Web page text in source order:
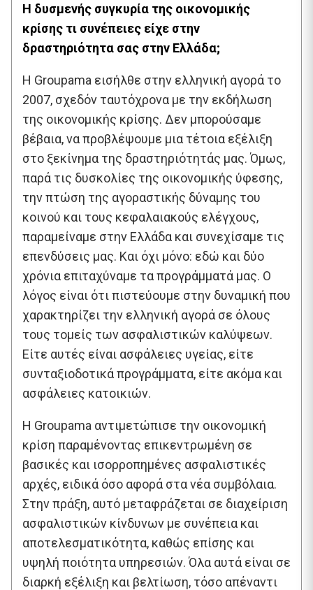
Η δυσμενής συγκυρία της οικονομικής
κρίσης τι συνέπειες είχε στην
δραστηριότητα σας στην Ελλάδα;
Η Groupama εισήλθε στην ελληνική αγορά το
2007, σχεδόν ταυτόχρονα με την εκδήλωση
της οικονομικής κρίσης. Δεν μπορούσαμε
βέβαια, να προβλέψουμε μια τέτοια εξέλιξη
στο ξεκίνημα της δραστηριότητάς μας. Όμως,
παρά τις δυσκολίες της οικονομικής ύφεσης,
την πτώση της αγοραστικής δύναμης του
κοινού και τους κεφαλαιακούς ελέγχους,
παραμείναμε στην Ελλάδα και συνεχίσαμε τις
επενδύσεις μας. Και όχι μόνο: εδώ και δύο
χρόνια επιταχύναμε τα προγράμματά μας. Ο
λόγος είναι ότι πιστεύουμε στην δυναμική που
χαρακτηρίζει την ελληνική αγορά σε όλους
τους τομείς των ασφαλιστικών καλύψεων.
Είτε αυτές είναι ασφάλειες υγείας, είτε
συνταξιοδοτικά προγράμματα, είτε ακόμα και
ασφάλειες κατοικιών.
Η Groupama αντιμετώπισε την οικονομική
κρίση παραμένοντας επικεντρωμένη σε
βασικές και ισορροπημένες ασφαλιστικές
αρχές, ειδικά όσο αφορά στα νέα συμβόλαια.
Στην πράξη, αυτό μεταφράζεται σε διαχείριση
ασφαλιστικών κίνδυνων με συνέπεια και
αποτελεσματικότητα, καθώς επίσης και
υψηλή ποιότητα υπηρεσιών. Όλα αυτά είναι σε
διαρκή εξέλιξη και βελτίωση, τόσο απέναντι